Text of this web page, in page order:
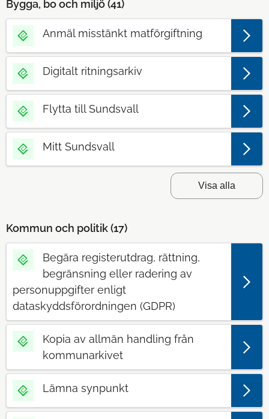
Bygga, bo och miljö (41)
Anmäl misstänkt matförgiftning
Digitalt ritningsarkiv
Flytta till Sundsvall
Mitt Sundsvall
Visa alla
Kommun och politik (17)
Begära registerutdrag, rättning,
begränsning eller radering av
personuppgifter enligt
dataskyddsförordningen (GDPR)
Kopia av allmän handling från
kommunarkivet
Lämna synpunkt